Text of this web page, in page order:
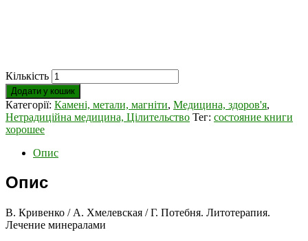
Кількість
Додати у кошик
Категорії: Камені, метали, магніти, Медицина, здоров'я,
Нетрадиційна медицина, Цілительство Тег: состояние книги
хорошее
Опис
Опис
В. Кривенко / А. Хмелевская / Г. Потебня. Литотерапия.
Лечение минералами